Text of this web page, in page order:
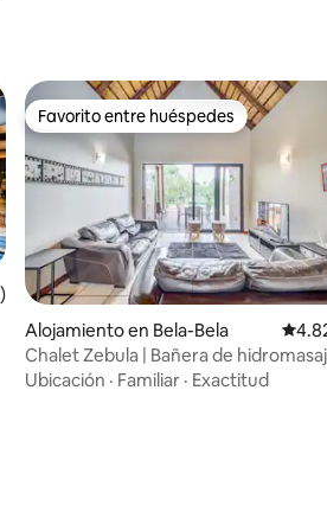
promedio: 4.86 de 5, 7 reseñas
Favorito entre huéspedes
Favorito entre huéspedes
Alojamiento en Bela-Bela
Chalet Zebula | Bañera de
Ubicación · Familiar · Exactitud